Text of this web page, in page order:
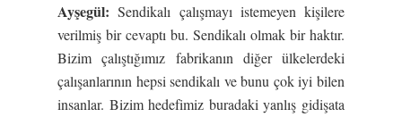
Ayşegül:Sendikalı çalışmayı istemeyen kişilere
verilmiş bir cevaptı bu. Sendikalı olmak bir haktır.
Bizim çalıştığımız fabrikanın diğer ülkelerdeki
çalışanlarının hepsi sendikalı ve bunu çok iyi bilen
insanlar. Bizim hedefimiz buradaki yanlış gidişata